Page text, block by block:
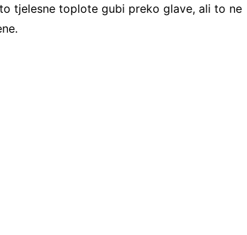
tjelesne toplote gubi preko glave, ali to ne